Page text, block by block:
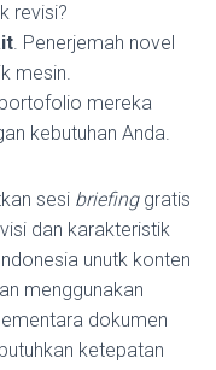
revisi?
. Penerjemah novel
mesin.
mereka
kebutuhan Anda.
sesi briefinggratis
dan karakteristik
unutk konten
menggunakan
dokumen
ketepatan